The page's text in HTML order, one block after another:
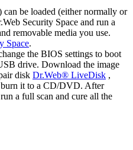
be loaded (either normally or
Security Space and run a
removable media you use.
Space.
the BIOS settings to boot
drive. Download the image
disk Dr.Web® LiveDisk ,
it to a CD/DVD. After
a full scan and cure all the